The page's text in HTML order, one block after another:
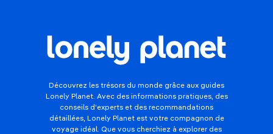
Découvrez les trésors du monde grâce aux guides
Lonely Planet. Avec des informations pratiques, des
conseils d'experts et des recommandations
détaillées, Lonely Planet est votre compagnon de
voyage idéal. Que vous cherchiez à explorer des